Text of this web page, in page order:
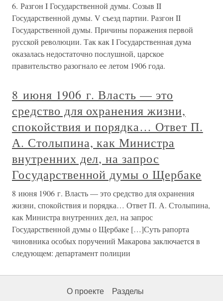
6. Разгон I Государственной думы. Созыв II
Государственной думы. V съезд партии. Разгон II
Государственной думы. Причины поражения первой
русской революции. Так как I Государственная дума
оказалась недостаточно послушной, царское
правительство разогнало ее летом 1906 года.
8 июня 1906 г. Власть — это
средство для охранения жизни,
спокойствия и порядка… Ответ П.
А. Столыпина, как Министра
внутренних дел, на запрос
Государственной думы о Щербаке
8 июня 1906 г. Власть — это средство для охранения
жизни, спокойствия и порядка… Ответ П. А. Столыпина,
как Министра внутренних дел, на запрос
Государственной думы о Щербаке […]Суть рапорта
чиновника особых поручений Макарова заключается в
следующем: департамент полиции
О проекте Разделы